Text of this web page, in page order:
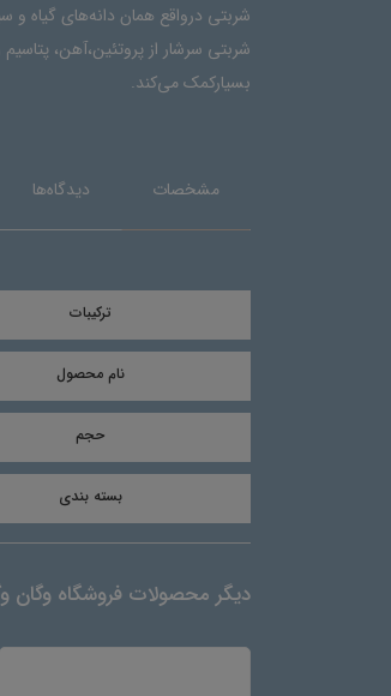
شربتی درواقع همان دانه‌های گیاه
شربتی سرشار از پروتئین،آهن،
بسیارکمک می‌کند.
مشخصات دیدگاه‌ها
ترکیبات
نام محصول
حجم
بسته بندی
دیگر محصولات فروشگاه وگان